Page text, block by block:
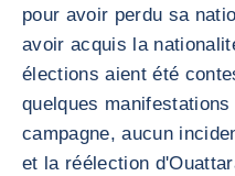
pour avoir perdu sa
avoir acquis la
élections aient été
quelques
campagne, aucun
et la réélection